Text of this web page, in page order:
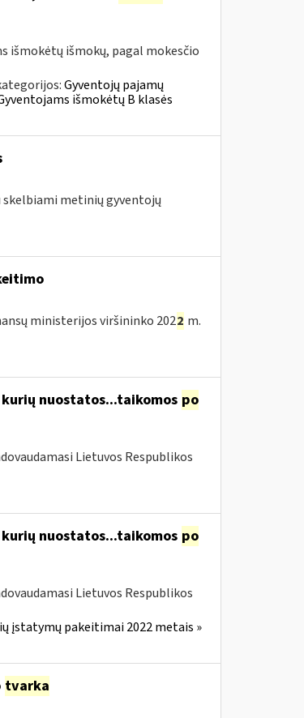
išmokėtų išmokų, pagal mokesčio
Gyventojų pajamų
išmokėtų B klasės
metinių gyventojų
ministerijos viršininko 2022 m.
nuostatos...taikomos po
Lietuvos Respublikos
nuostatos...taikomos po
Lietuvos Respublikos
įstatymų pakeitimai 2022 metais »
tvarka